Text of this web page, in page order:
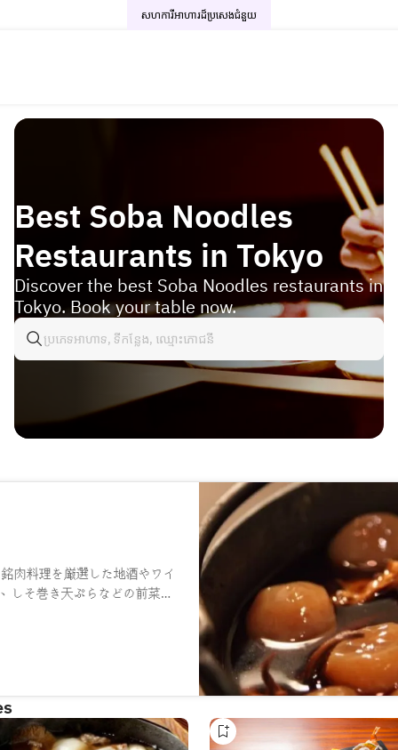
សហការីអាហារដ៏ប្រសេងជំនួយ
Best Soba Noodles
Restaurants in Tokyo
Discover the best Soba Noodles restaurants in
Tokyo. Book your table now.
肉料理を厳選した地酒やワイ
しそ巻き天ぷらなどの前菜か